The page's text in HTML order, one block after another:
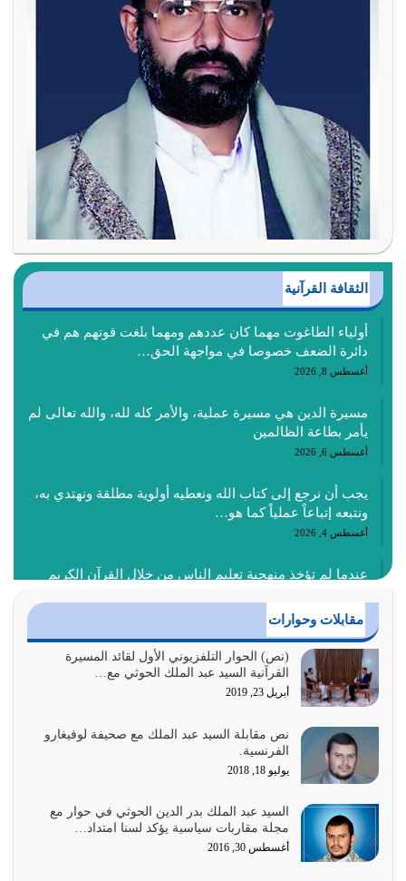
الثقافة القرآنية
أولياء الطاغوت مهما كان عددهم ومهما بلغت قوتهم هم في
دائرة الضعف خصوصا في مواجهة الحق…
أغسطس 8, 2026
مسيرة الدين هي مسيرة عملية، والأمر كله لله، والله تعالى لم
يأمر بطاعة الظالمين
أغسطس 6, 2026
يجب أن نرجع إلى كتاب الله ونعطيه أولوية مطلقة ونهتدي به،
ونتبعه إتباعاً عملياً كما هو…
أغسطس 4, 2026
عندما لم تؤخذ منهجية تعليم الناس من خلال القرآن الكريم
أغسطس 3, 2026
الغاية من الصلاة هو ذكر الله (أقم الصلاة لذكري) إضافة إلى
{وَأَعِدُّوا لَهُمْ مَا…
أغسطس 2, 2026
السبب الرئيسي لشقاء الأمة الابتعاد عن كتاب الله والتعدي
لحدود الله بالإضافات للدين
أغسطس 1, 2026
أبرز أسباب الشقاء هو الإعراض عن ذكر الله وعن هدى الله
المتمثل في القرآن الكريم
يوليو 31, 2026
مقابلات وحوارات
(نص) الحوار التلفزيوني الأول لقائد المسيرة
القرآنية السيد عبد الملك الحوثي مع…
أبريل 23, 2019
نص مقابلة السيد عبد الملك مع صحيفة لوفيغارو
الفرنسية.
يوليو 18, 2018
السيد عبد الملك بدر الدين الحوثي في حوار مع
مجلة مقاربات سياسية يؤكد لسنا امتداد…
أغسطس 30, 2016